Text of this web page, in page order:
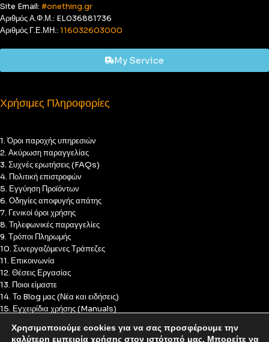
Site Email: #onething.gr
Αριθμός Α.Φ.Μ.: EL036881736
Αριθμός Γ.Ε.ΜΗ.: 116032603000
My Service
Χρήσιμες Πληροφορίες
1. Όροι παροχής υπηρεσιών
2. Ακύρωση παραγγελίας
3. Συχνές ερωτήσεις (FAQs)
4. Πολιτική επιστροφών
5. Εγγύηση Προϊόντων
6. Οδηγίες αποφυγής απάτης
7. Γενικοί όροι χρήσης
8. Τηλεφωνικές παραγγελίες
9. Τρόποι Πληρωμής
10. Συνεργαζόμενες Τράπεζες
11. Επικοινωνία
12. Θέσεις Εργασίας
13. Ποιοι είμαστε
14. Το Blog μας (Νέα και ειδήσεις)
15. Εγχειρίδια χρήσης (Manuals)
17. Πολιτική Cookies
Χρησιμοποιούμε cookies για να σας προσφέρουμε την
καλύτερη εμπειρία χρήσης στον ιστότοπό μας. Μπορείτε να